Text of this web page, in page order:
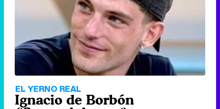
EL YERNO REAL
Ignacio de Borbón